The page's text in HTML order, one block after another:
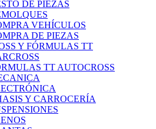
DE PIEZAS
VEHÍCULOS
DE PIEZAS
Y FÓRMULAS TT
TT AUTOCROSS
Y CARROCERÍA